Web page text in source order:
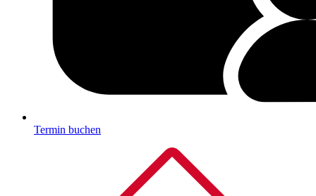
Termin buchen